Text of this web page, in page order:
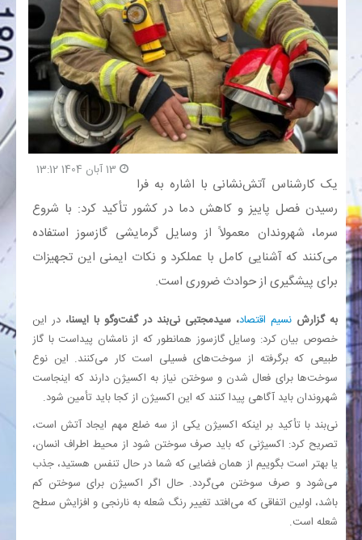
صنعت معدن و تجارت
بیمه و بورس
بانک
انرژی
اقتصاد
یک کارشناس آتش‌نشانی با اشاره به فرا
رسیدن فصل پاییز و کاهش دما در کشور تأکید کرد: با شروع
سرما، شهروندان معمولاً از وسایل گرمایشی گازسوز استفاده
می‌کنند که آشنایی کامل با عملکرد و نکات ایمنی این تجهیزات
برای پیشگیری از حوادث ضروری است.
به گزارش نسیم اقتصاد، سیدمجتبی نی‌بند در گفت‌وگو با ایسنا، در این
خصوص بیان کرد: وسایل گازسوز همانطور که از نامشان پیداست با گاز
طبیعی که برگرفته از سوخت‌های فسیلی است کار می‌کنند. این نوع
سوخت‌ها برای فعال شدن و سوختن نیاز به اکسیژن دارند که اینجاست
شهروندان باید آگاهی پیدا کنند که این اکسیژن از کجا باید تأمین شود.
نی‌بند با تأکید بر اینکه اکسیژن یکی از سه ضلع مهم ایجاد آتش است،
تصریح کرد: اکسیژنی که باید صرف سوختن شود از محیط اطراف انسان،
یا بهتر است بگوییم از همان فضایی که شما در حال تنفس هستید، جذب
می‌شود و صرف سوختن می‌گردد. حال اگر اکسیژن برای سوختن کم
باشد، اولین اتفاقی که می‌افتد تغییر رنگ شعله به نارنجی و افزایش سطح
شعله است.